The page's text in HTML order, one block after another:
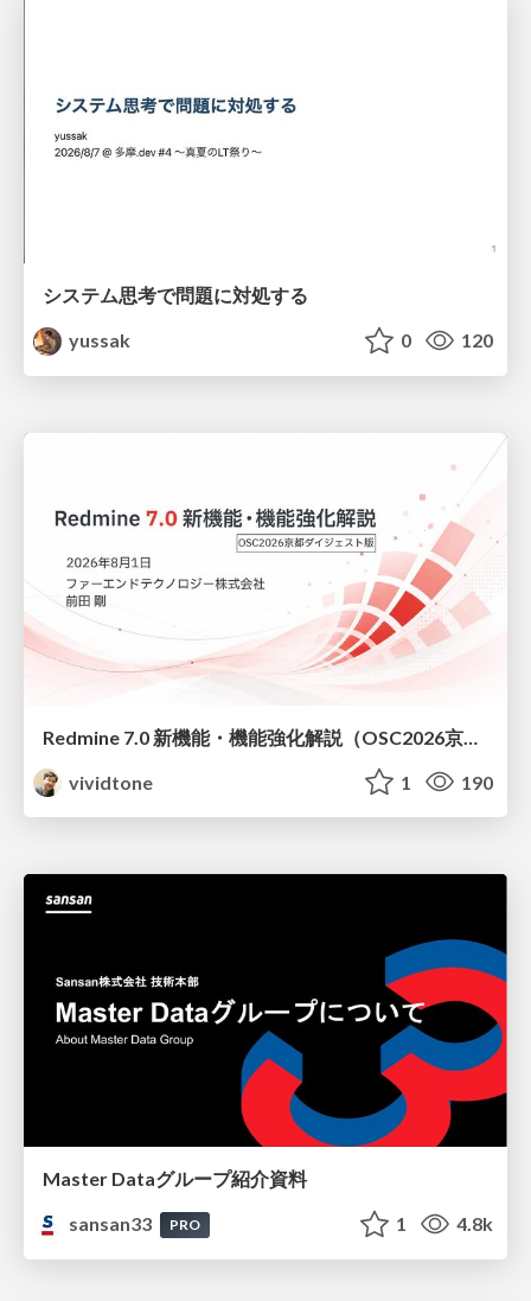
システム思考で問題に対処する
yussak
0 120
vividtone
1 190
Master Dataグループ紹介資料
sansan33
PRO 1 4.8k